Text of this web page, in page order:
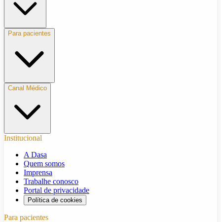
Para pacientes
Canal Médico
Institucional
A Dasa
Quem somos
Imprensa
Trabalhe conosco
Portal de privacidade
Política de cookies
Para pacientes